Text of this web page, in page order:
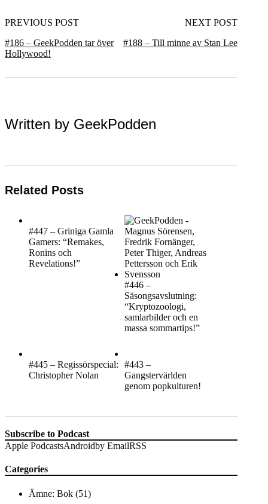
PREVIOUS POST
#186 – GeekPodden tar över
Hollywood!
NEXT POST
#188 – Till minne av Stan Lee
Written by GeekPodden
Related Posts
#447 – Griniga Gamla
Gamers: “Remakes,
Ronins och
Revelations!”
#446 –
Säsongsavslutning:
“Kryptozoologi,
samlarbilder och en
massa sommartips!”
#445 – Regissörspecial:
Christopher Nolan
#443 –
Gangstervärlden
genom popkulturen!
Subscribe to Podcast
Apple PodcastsAndroidby EmailRSS
Categories
Ämne: Bok (51)